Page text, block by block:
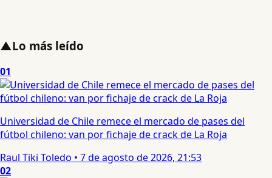
▲Lo más leído
01
Universidad de Chile remece el mercado de pases del
fútbol chileno: van por fichaje de crack de La Roja
Raul Tiki Toledo • 7 de agosto de 2026, 21:53
02